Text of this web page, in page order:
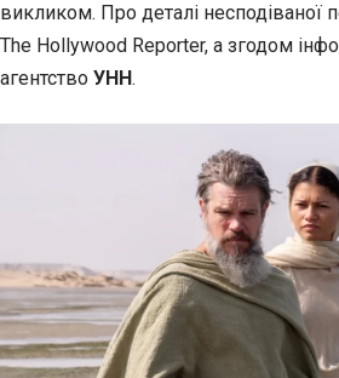
викликом. Про деталі
The Hollywood Reporter, а згодом
агентство УНН.